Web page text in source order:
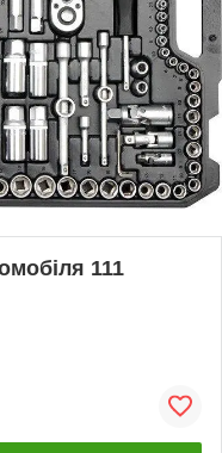
111